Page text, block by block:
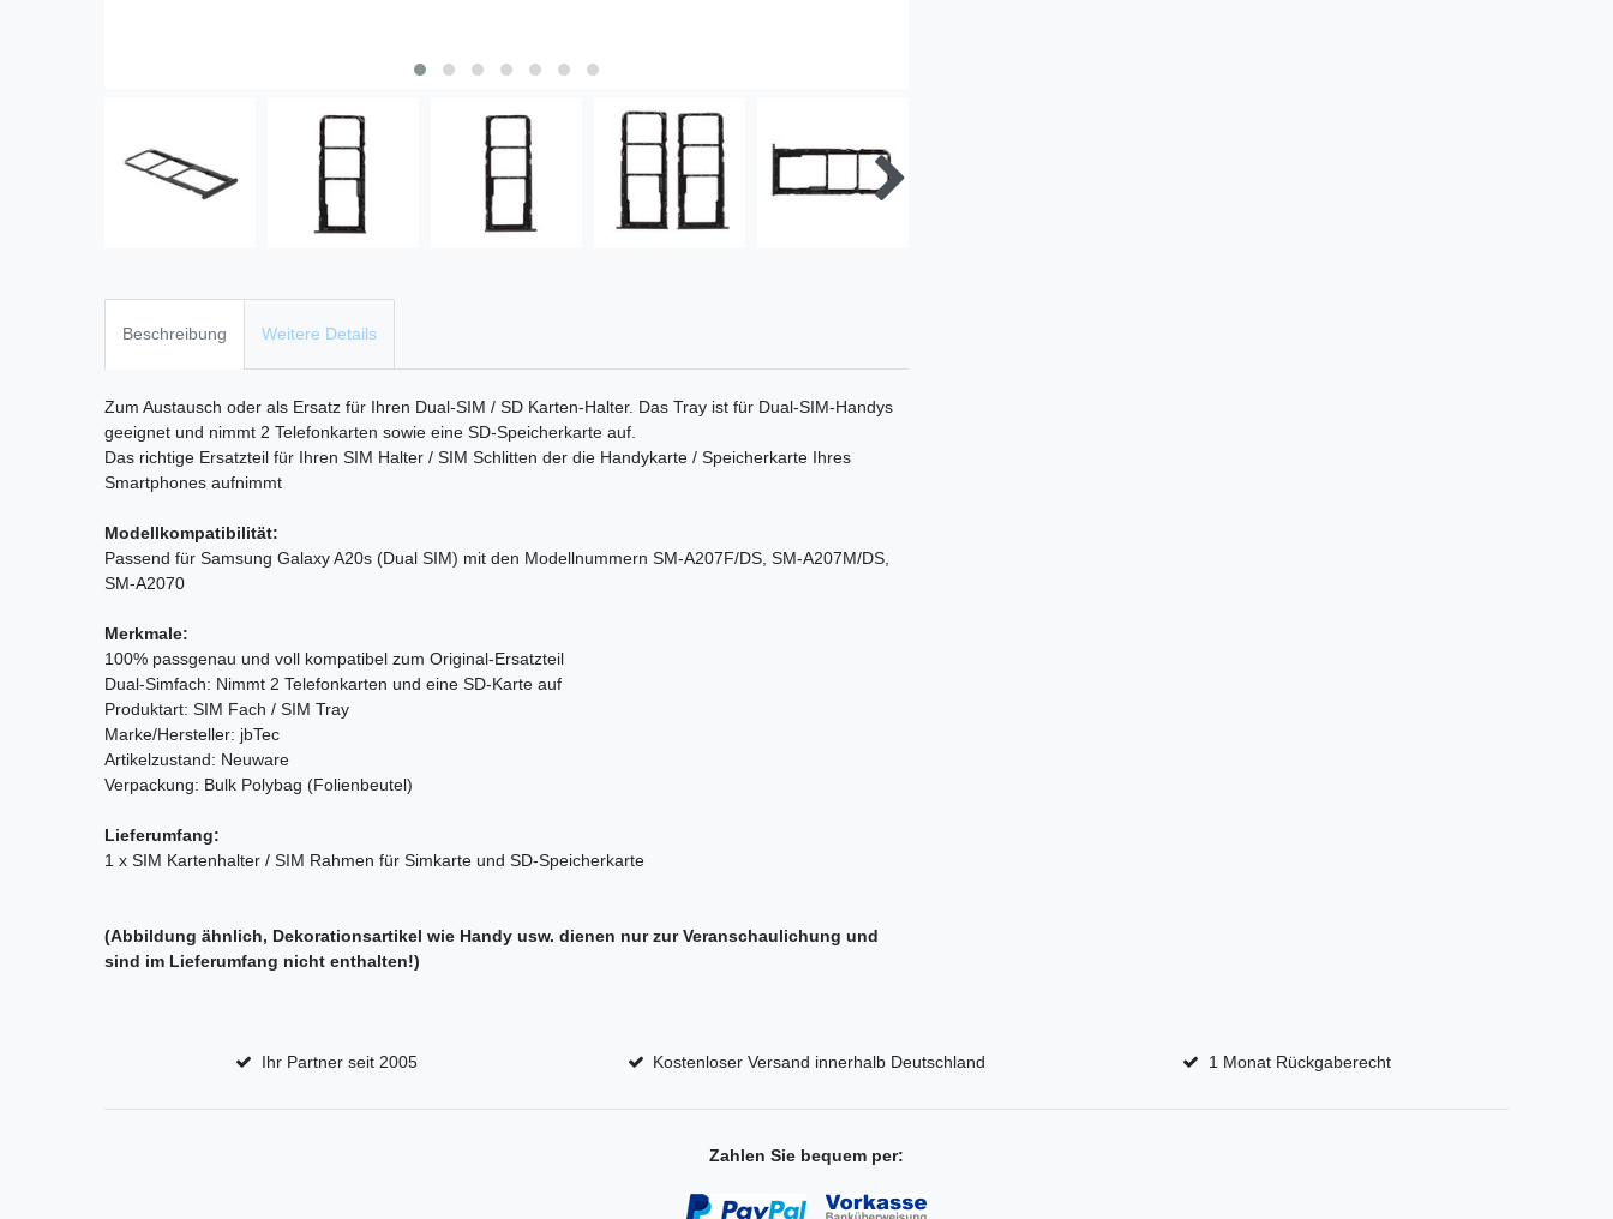
Beschreibung Weitere Details
Zum Austausch oder als Ersatz für Ihren Dual-SIM / SD Karten-Halter. Das Tray ist für Dual-SIM-Handys
geeignet und nimmt 2 Telefonkarten sowie eine SD-Speicherkarte auf.
Das richtige Ersatzteil für Ihren SIM Halter / SIM Schlitten der die Handykarte / Speicherkarte Ihres
Smartphones aufnimmt
Modellkompatibilität:
Passend für Samsung Galaxy A20s (Dual SIM) mit den Modellnummern SM-A207F/DS, SM-A207M/DS,
SM-A2070
Merkmale:
100% passgenau und voll kompatibel zum Original-Ersatzteil
Dual-Simfach: Nimmt 2 Telefonkarten und eine SD-Karte auf
Produktart: SIM Fach / SIM Tray
Marke/Hersteller: jbTec
Artikelzustand: Neuware
Verpackung: Bulk Polybag (Folienbeutel)
Lieferumfang:
1 x SIM Kartenhalter / SIM Rahmen für Simkarte und SD-Speicherkarte
(Abbildung ähnlich, Dekorationsartikel wie Handy usw. dienen nur zur Veranschaulichung und
sind im Lieferumfang nicht enthalten!)
Ihr Partner seit 2005 Kostenloser Versand innerhalb Deutschland 1 Monat Rückgaberecht
Zahlen Sie bequem per: